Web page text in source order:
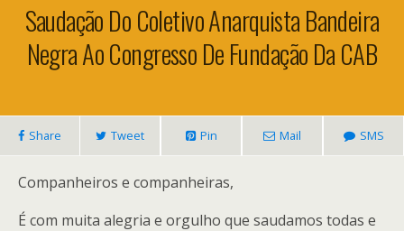
Saudação Do Coletivo Anarquista Bandeira
Negra Ao Congresso De Fundação Da CAB
Share Tweet Pin Mail SMS
Companheiros e companheiras,
É com muita alegria e orgulho que saudamos todas e